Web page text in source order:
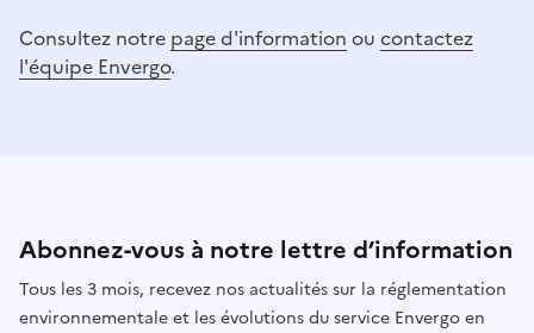
Consultez notre page d'information ou contactez
l'équipe Envergo.
Abonnez-vous à notre lettre d’information
Tous les 3 mois, recevez nos actualités sur la réglementation
environnementale et les évolutions du service Envergo en